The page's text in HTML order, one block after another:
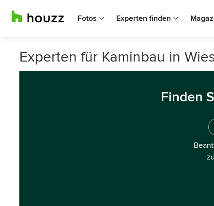
Fotos Experten finden
Experten für Kaminbau in
Finden